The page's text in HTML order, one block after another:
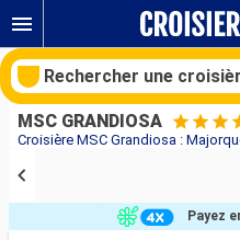
MSC GRANDIOSA
Payez
Rechercher une